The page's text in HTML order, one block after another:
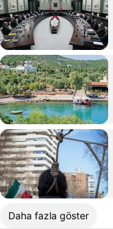
Daha fazla göster